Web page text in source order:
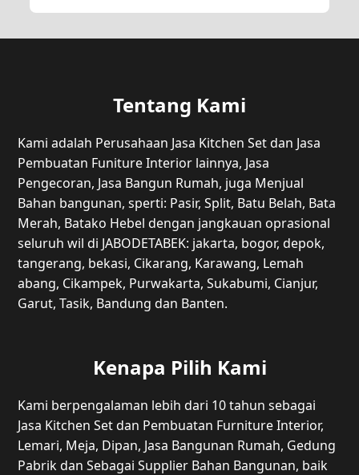
Tentang Kami
Kami adalah Perusahaan Jasa Kitchen Set dan Jasa
Pembuatan Funiture Interior lainnya, Jasa
Pengecoran, Jasa Bangun Rumah, juga Menjual
Bahan bangunan, sperti: Pasir, Split, Batu Belah, Bata
Merah, Batako Hebel dengan jangkauan oprasional
seluruh wil di JABODETABEK: jakarta, bogor, depok,
tangerang, bekasi, Cikarang, Karawang, Lemah
abang, Cikampek, Purwakarta, Sukabumi, Cianjur,
Garut, Tasik, Bandung dan Banten.
Kenapa Pilih Kami
Kami berpengalaman lebih dari 10 tahun sebagai
Jasa Kitchen Set dan Pembuatan Furniture Interior,
Lemari, Meja, Dipan, Jasa Bangunan Rumah, Gedung
Pabrik dan Sebagai Supplier Bahan Bangunan, baik